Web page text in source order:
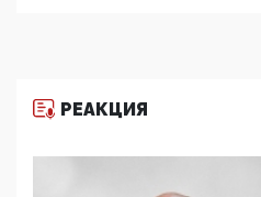
11:53, 09 Июня 2026
деятельность ИИТО
цифроглобалисты
РЕАКЦИЯ